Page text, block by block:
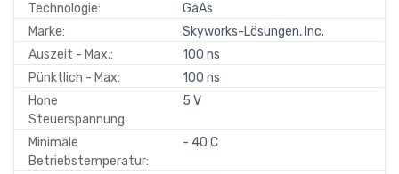
Technologie:
GaAs
Marke:
Skyworks-Lösungen, Inc.
Auszeit - Max.:
100 ns
Pünktlich - Max:
100 ns
Hohe
Steuerspannung:
5 V
Minimale
Betriebstemperatur:
- 40 C